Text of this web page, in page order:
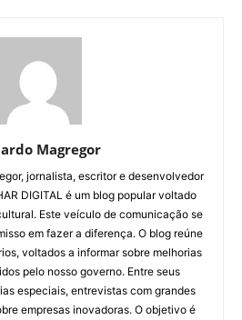
Magregor
jornalista, escritor e desenvolvedor
DIGITAL é um blog popular voltado
Este veículo de comunicação se
em fazer a diferença. O blog reúne
voltados a informar sobre melhorias
pelo nosso governo. Entre seus
especiais, entrevistas com grandes
empresas inovadoras. O objetivo é